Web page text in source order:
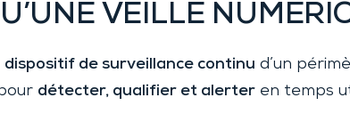
VEILLE
dispositif de surveillance continu d’un
détecter, qualifier et alerter en temps